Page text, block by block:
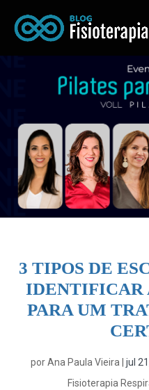
3 TIPOS DE
IDENTIFICAR
PARA UM
porAna Paula Vieira jul
Fisioterapia